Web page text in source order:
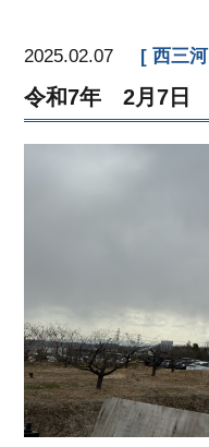
2025.02.07 西三
令和7年 2月7日